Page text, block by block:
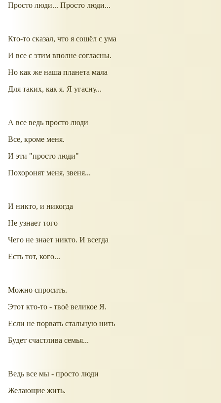
Просто люди... Просто люди...
Кто-то сказал, что я сошёл с ума
И все с этим вполне согласны.
Но как же наша планета мала
Для таких, как я. Я угасну...
А все ведь просто люди
Все, кроме меня.
И эти "просто люди"
Похоронят меня, звеня...
И никто, и никогда
Не узнает того
Чего не знает никто. И всегда
Есть тот, кого...
Можно спросить.
Этот кто-то - твоё великое Я.
Если не порвать стальную нить
Будет счастлива семья...
Ведь все мы - просто люди
Желающие жить.